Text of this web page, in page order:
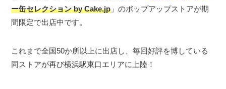
ー缶セレクション by Cake.jp 」のポップアップストアが期
間限定で出店中です。
これまで全国50か所以上に出店し、毎回好評を博している
同ストアが再び横浜駅東口エリアに上陸！